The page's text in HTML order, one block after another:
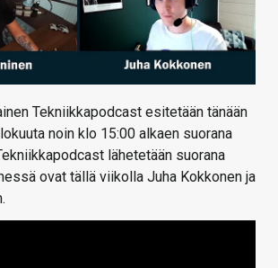
Tekniikkapodcast esitetään tänään
noin klo 15:00 alkaen suorana
lähetetään suorana
ovat tällä viikolla Juha Kokkonen ja